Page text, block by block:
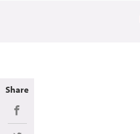
Share
Share on Facebook